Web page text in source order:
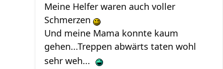
Meine Helfer waren auch voller
Schmerzen
Und meine Mama konnte kaum
gehen...Treppen abwärts taten wohl
sehr weh...